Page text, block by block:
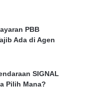
PBB
Ada di Agen
SIGNAL
Pilih Mana?